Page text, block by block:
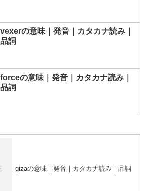
vexerの意味｜発音｜カタカナ読み｜
品詞
forceの意味｜発音｜カタカナ読み｜
品詞
gizaの意味｜発音｜カタカナ読み｜品詞